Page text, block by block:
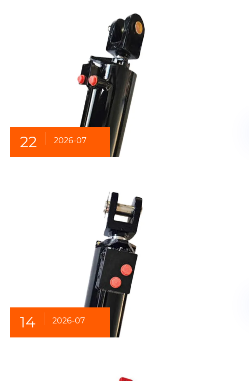
22 2026-07
14 2026-07